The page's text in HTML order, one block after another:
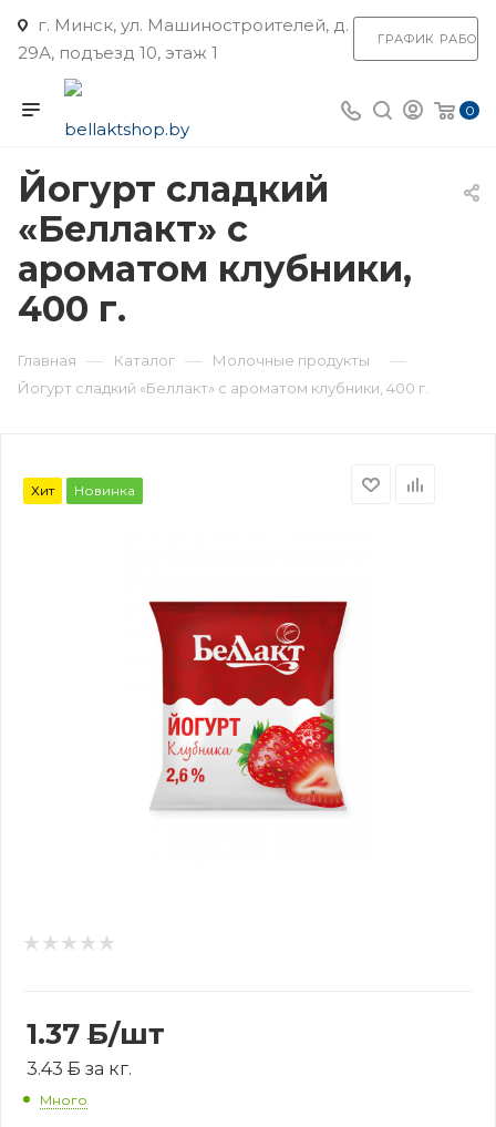
г. Минск, ул. Машиностроителей, д.
29А, подъезд 10, этаж 1
ГРАФИК
0
Йогурт сладкий
«Беллакт» с
ароматом клубники,
400 г.
Главная — Каталог — Молочные продукты —
Йогурт сладкий «Беллакт» с ароматом клубники, 400 г.
Хит Новинка
1.37 Б/шт
3.43 Б за кг.
Много